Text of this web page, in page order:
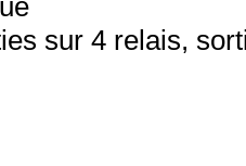
sur 4 relais,